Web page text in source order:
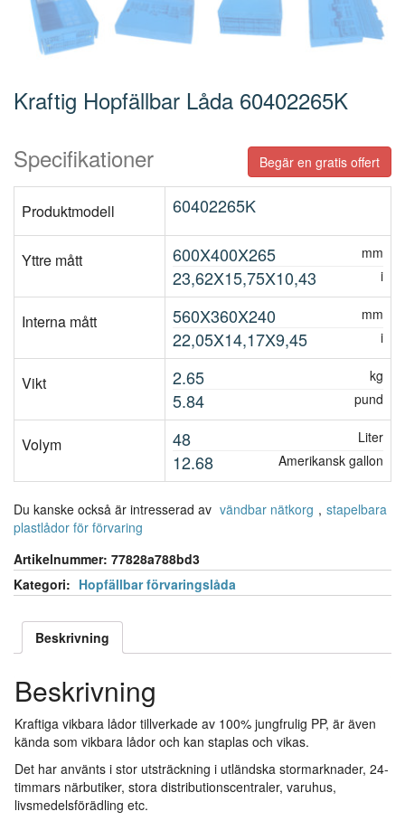
Kraftig Hopfällbar Låda 60402265K
Specifikationer
Begär en gratis offert
Produktmodell 60402265K
Yttre mått 600X400X265 mm
23,62X15,75X10,43 i
Interna mått 560X360X240 mm
22,05X14,17X9,45 i
Vikt 2.65 kg
5.84 pund
Volym 48 Liter
12.68 Amerikansk gallon
Du kanske också är intresserad av vändbar nätkorg , stapelbara
plastlådor för förvaring
Artikelnummer: 77828a788bd3
Kategori: Hopfällbar förvaringslåda
Beskrivning
Beskrivning
Kraftiga vikbara lådor tillverkade av 100% jungfrulig PP, är även
kända som vikbara lådor och kan staplas och vikas.
Det har använts i stor utsträckning i utländska stormarknader, 24-
timmars närbutiker, stora distributionscentraler, varuhus,
livsmedelsförädling etc.